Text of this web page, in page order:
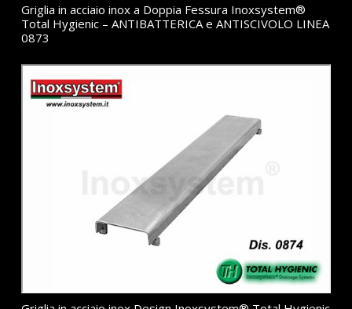
Griglia in acciaio inox a Doppia Fessura Inoxsystem®
Total Hygienic – ANTIBATTERICA e ANTISCIVOLO LINEA
0873